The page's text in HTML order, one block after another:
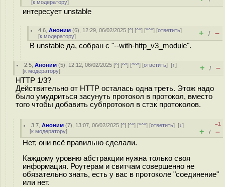
[к модератору]
интересует unstable
4.6 ,Аноним (6), 12:29, 06/02/2025 [^] [^^] [^^^] [ответить]
[к модератору] + / –
В unstable да, собран с "--with-http_v3_module".
2.5 ,Аноним (5), 12:12, 06/02/2025 [^] [^^] [^^^] [ответить][↑]
[к модератору] + / –
HTTP 1/3?
Действительно от HTTP осталась одна треть. Этож надо
было умудриться засунуть протокол в протокол, вместо
того чтобы добавить субпротокол в стэк протоколов.
3.7 ,Аноним (7), 13:07, 06/02/2025 [^] [^^] [^^^] [ответить][↓]
[к модератору]
–1
+ / –
Нет, они всё правильно сделали.
Каждому уровню абстракции нужна только своя
информация. Роутерам и свитчам совершенно не
обязательно знать, есть у вас в протоколе "соединение"
или нет.